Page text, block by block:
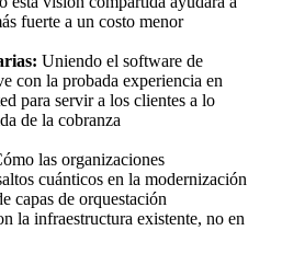
fuerte a un costo menor
Uniendo el software de
con la probada experiencia en
para servir a los clientes a lo
de la cobranza
las organizaciones
cuánticos en la modernización
capas de orquestación
la infraestructura existente, no en